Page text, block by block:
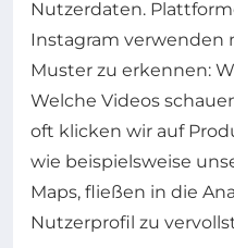
Nutzerdaten.
Instagram verwenden
Muster zu erkennen:
Welche Videos
oft klicken wir auf
wie beispielsweise
Maps, fließen in die
Nutzerprofil zu